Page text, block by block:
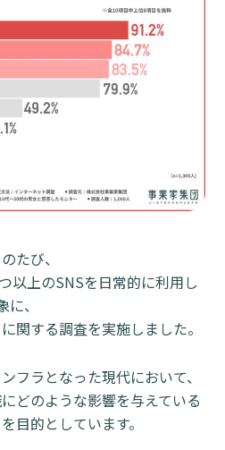
たび、
以上のSNSを日常的に利用し
、
関する調査を実施しました。
フラとなった現代において、
どのような影響を与えている
目的としています。